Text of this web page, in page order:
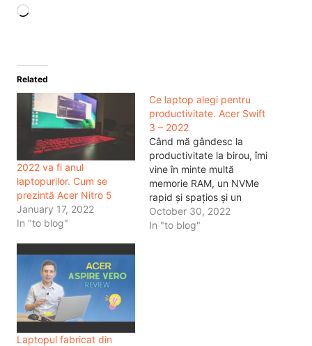
Loading…
Related
2022 va fi anul
laptopurilor. Cum se
prezintă Acer Nitro 5
January 17, 2022
In "to blog"
Ce laptop alegi pentru
productivitate. Acer Swift
3 – 2022
Când mă gândesc la
productivitate la birou, îmi
vine în minte multă
memorie RAM, un NVMe
rapid și spațios și un
ecran foarte clar. Iar dacă
toate astea sunt integrate
October 30, 2022
In "to blog"
Laptopul fabricat din